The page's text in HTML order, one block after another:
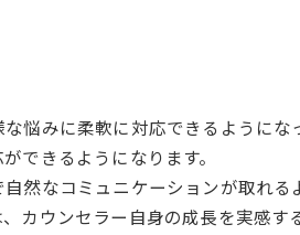
悩みに柔軟に対応できるように
できるようになります。
然なコミュニケーションが取れ
カウンセラー自身の成長を実感す